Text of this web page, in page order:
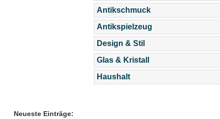
Antikschmuck
Antikspielzeug
Design & Stil
Glas & Kristall
Haushalt
Neueste Einträge: